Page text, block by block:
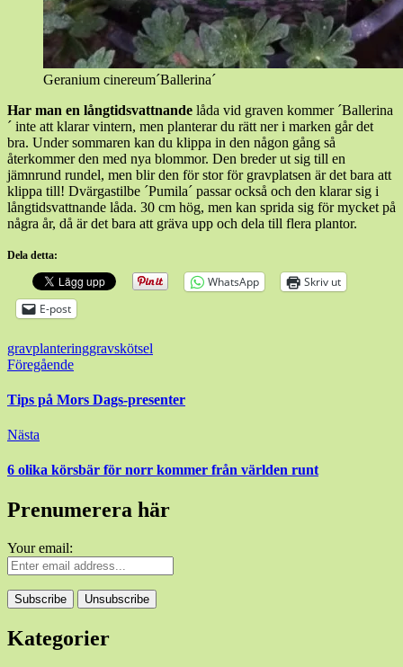
Geranium cinereum´Ballerina´
Har man en långtidsvattnande låda vid graven kommer ´Ballerina
´ inte att klarar vintern, men planterar du rätt ner i marken går det
bra. Under sommaren kan du klippa in den någon gång så
återkommer den med nya blommor. Den breder ut sig till en
jämnrund rundel, men blir den för stor för gravplatsen är det bara att
klippa till! Dvärgastilbe ´Pumila´ passar också och den klarar sig i
långtidsvattnande låda. 30 cm hög, men kan sprida sig för mycket på
några år, då är det bara att gräva upp och dela till flera plantor.
Dela detta:
WhatsApp
Skriv ut
E-post
gravplanteringgravskötsel
Inläggsnavigering
Föregående
Tips på Mors Dags-presenter
Nästa
6 olika körsbär för norr kommer från världen runt
Prenumerera här
Your email:
Kategorier